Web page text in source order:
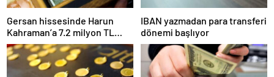
Gersan hissesinde Harun
Kahraman’a 7.2 milyon TL
para cezası
IBAN yazmadan para transferi
dönemi başlıyor